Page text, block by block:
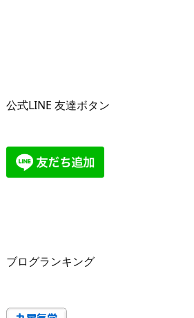
公式LINE 友達ボタン
ブログランキング